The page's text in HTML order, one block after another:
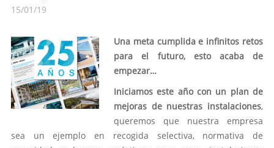
15/01/19
Una meta cumplida e infinitos retos
para el futuro, esto acaba de
empezar…
Iniciamos este año con un plan de
mejoras de nuestras instalaciones,
queremos que nuestra empresa
sea un ejemplo en recogida selectiva, normativa de